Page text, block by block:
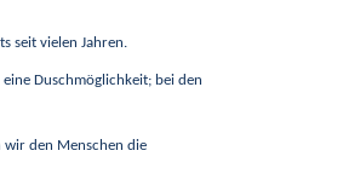
seit vielen Jahren.
Duschmöglichkeit; bei den
wir den Menschen die